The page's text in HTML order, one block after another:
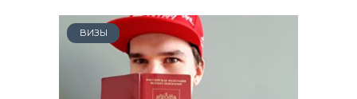
ВИЗЫ